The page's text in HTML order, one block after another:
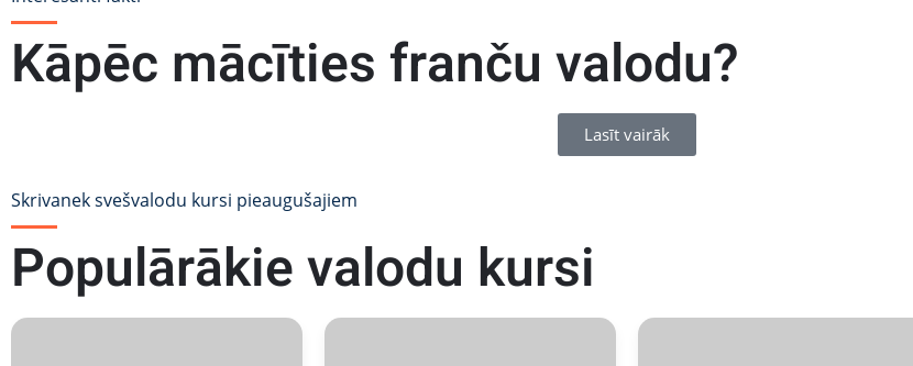
Kāpēc mācīties franču valodu?
Lasīt vairāk
Populārākie valodu kursi
Skrivanek svešvalodu kursi pieaugušajiem